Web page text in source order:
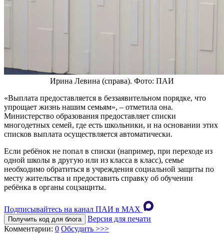
Ирина Левина (справа). Фото: ПАИ
«Выплата предоставляется в беззаявительном порядке, что
упрощает жизнь нашим семьям», – отметила она.
Министерство образования предоставляет списки
многодетных семей, где есть школьники, и на основании этих
списков выплата осуществляется автоматически.
Если ребёнок не попал в списки (например, при переходе из
одной школы в другую или из класса в класс), семье
необходимо обратиться в учреждения социальной защиты по
месту жительства и предоставить справку об обучении
ребёнка в органы соцзащиты.
Подписывайтесь на канал ПАИ в MAХ
Получить код для блога
Версия для печати
Комментарии: 0 Обсудить >>>